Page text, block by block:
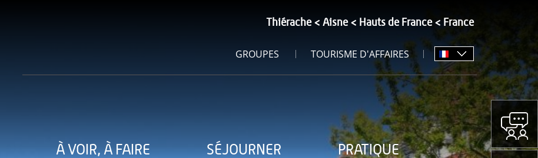
Thiérache Aisne Hauts de France France
GROUPES TOURISME D'AFFAIRES
À VOIR, À FAIRE SÉJOURNER PRATIQUE